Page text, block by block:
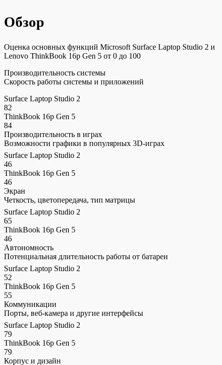
Обзор
Оценка основных функций Microsoft Surface Laptop Studio 2 и
Lenovo ThinkBook 16p Gen 5 от 0 до 100
Производительность системы
Скорость работы системы и приложений
Surface Laptop Studio 2
82
ThinkBook 16p Gen 5
84
Производительность в играх
Возможности графики в популярных 3D-играх
Surface Laptop Studio 2
46
ThinkBook 16p Gen 5
46
Экран
Четкость, цветопередача, тип матрицы
Surface Laptop Studio 2
65
ThinkBook 16p Gen 5
46
Автономность
Потенциальная длительность работы от батареи
Surface Laptop Studio 2
52
ThinkBook 16p Gen 5
55
Коммуникации
Порты, веб-камера и другие интерфейсы
Surface Laptop Studio 2
79
ThinkBook 16p Gen 5
79
Корпус и дизайн